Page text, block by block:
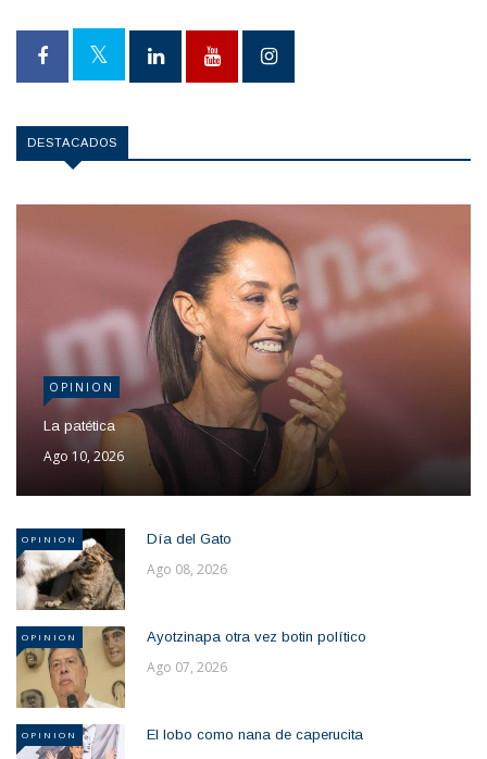
DESTACADOS
OPINION
La patética
Ago 10, 2026
OPINION Día del Gato
Ago 08, 2026
OPINION Ayotzinapa otra vez botin político
Ago 07, 2026
OPINION El lobo como nana de caperucita